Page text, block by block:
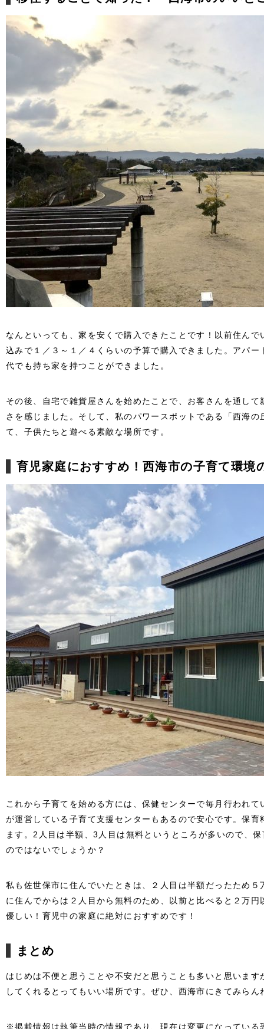
なんといっても、家を安くで購入できたことです！以前住ん
込みで１／３～１／４くらいの予算で購入できました。アパ
代でも持ち家を持つことができました。
その後、自宅で雑貨屋さんを始めたことで、お客さんを通し
さを感じました。そして、私のパワースポットである「西海
て、子供たちと遊べる素敵な場所です。
育児家庭におすすめ！西海市の子育て環境
これから子育てを始める方には、保健センターで毎月行われ
が運営している子育て支援センターもあるので安心です。保
ます。2人目は半額、3人目は無料というところが多いので、
のではないでしょうか？
私も佐世保市に住んでいたときは、２人目は半額だったため
に住んでからは２人目から無料のため、以前と比べると２万
優しい！育児中の家庭に絶対におすすめです！
まとめ
はじめは不便と思うことや不安だと思うことも多いと思いま
してくれるとってもいい場所です。ぜひ、西海市にきてみらん
※掲載情報は執筆当時の情報であり、現在は変更になっている